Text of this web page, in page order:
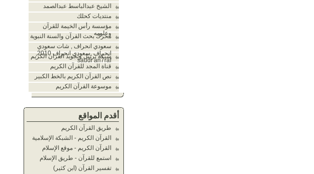
الشيخ عبدالباسط عبدالصمد
منتديات كحلك
مؤسسة رأس الخيمة للقرآن
وعلومه
محرك بحث القرآن والسنة النبوية
سعودي انحراف , شات سعودي
انحراف ,سعودي انحراف 2010,
saudi an7raf
شبكة ترتيل وتجويد القران الكريم
قناة المجد للقرآن الكريم
نص القرآن الكريم بالخط الكبير
موسوعة القرآن الكريم
أقدم المواقع
طريق القرآن الكريم
القرآن الكريم - الشبكة الإسلامية
القرآن الكريم - موقع الإسلام
استمع للقرآن - طريق الإسلام
تفسير القرآن (ابن كثير)